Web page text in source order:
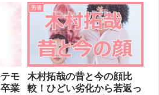
モ
業
男優
木村拓哉の昔と今の顔比
較！ひどい劣化から若返っ